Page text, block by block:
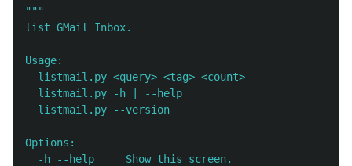
"""
list GMail Inbox.
Usage:
  listmail.py <query> <tag> <count>
  listmail.py -h | --help
  listmail.py --version
Options:
  -h --help     Show this screen.